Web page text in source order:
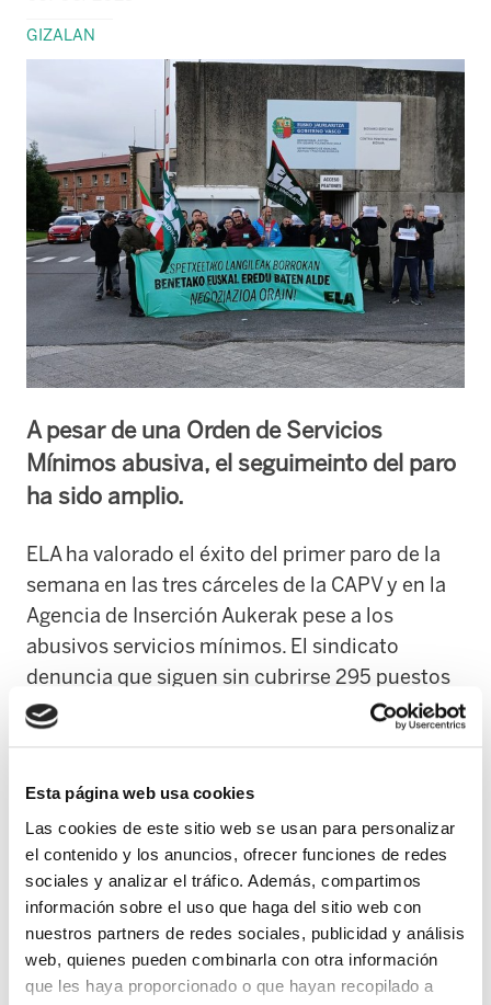
Esta página web usa cookies
Las cookies de este sitio web se usan para personalizar
el contenido y los anuncios, ofrecer funciones de redes
sociales y analizar el tráfico. Además, compartimos
información sobre el uso que haga del sitio web con
nuestros partners de redes sociales, publicidad y análisis
web, quienes pueden combinarla con otra información
que les haya proporcionado o que hayan recopilado a
GIZALAN
A pesar de una Orden de Servicios
Mínimos abusiva, el seguimeinto del paro
ha sido amplio.
ELA ha valorado el éxito del primer paro de la
semana en las tres cárceles de la CAPV y en la
Agencia de Inserción Aukerak pese a los
abusivos servicios mínimos. El sindicato
denuncia que siguen sin cubrirse 295 puestos
de trabajo, a pesar de que las personas internas
han aumentado un 40% y se han deteriorado
ELA ha criticado la actitud del Gobierno Vasco
a la hora de poner en marcha un Modelo Vasco
de Prisiones. El sindicato ha reivindicado en los
últimos seis años unas condiciones laborales
adecuadas, un sistema más humano,
euskaldun y un modelo que tenga como